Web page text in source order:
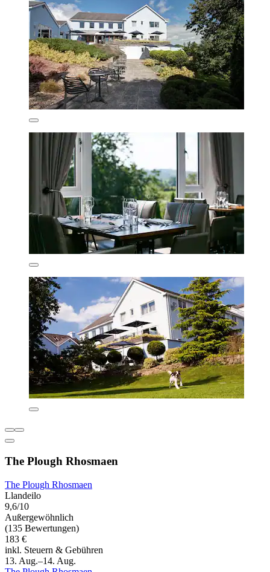
The Plough Rhosmaen
The Plough Rhosmaen
Llandeilo
9,6/10
Außergewöhnlich
(135 Bewertungen)
183 €
inkl. Steuern & Gebühren
13. Aug.–14. Aug.